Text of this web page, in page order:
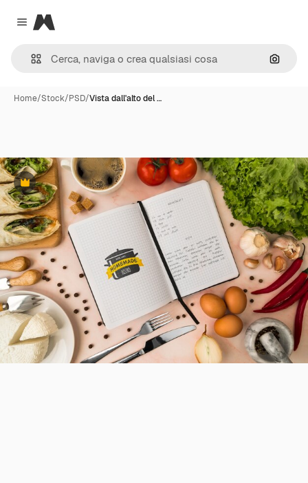
Close menu
Magnific
Cerca
Home/Stock/PSD/Vista dall'alto del …
Premium